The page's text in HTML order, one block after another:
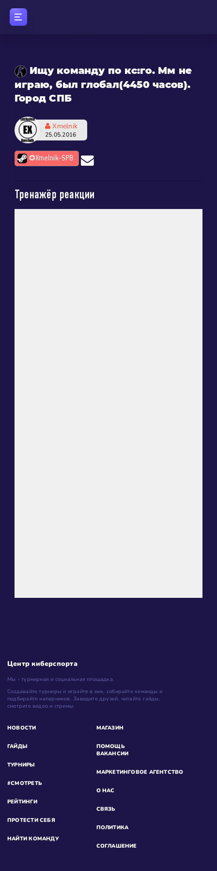
Ищу команду по кс:го. Мм не
играю, был глобал(4450 часов).
Город СПБ
Xmelnik
25.05.2016
✪Xmelnik-SPB
Тренажёр реакции
Центр киберспорта
Мы - турнирная и социальная площадка.
Создавайте турниры и играйте в них, собирайте команды и
подбирайте напарников. Заводите друзей, читайте гайды,
смотрите видео и стримы.
НОВОСТИ
ГАЙДЫ
ТУРНИРЫ
#СМОТРЕТЬ
РЕЙТИНГИ
ПРОТЕСТИ СЕБЯ
НАЙТИ КОМАНДУ
МАГАЗИН
ПОМОЩЬ
ВАКАНСИИ
МАРКЕТИНГОВОЕ АГЕНТСТВО
О НАС
СВЯЗЬ
ПОЛИТИКА
СОГЛАШЕНИЕ